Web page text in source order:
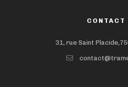
CONTACT
31, rue Saint